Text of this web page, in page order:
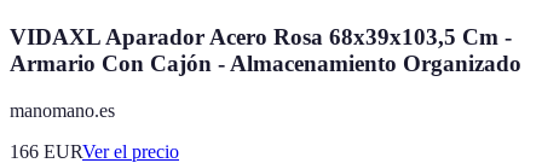
VIDAXL Aparador Acero Rosa 68x39x103,5 Cm -
Armario Con Cajón - Almacenamiento Organizado
manomano.es
166 EURVer el precio